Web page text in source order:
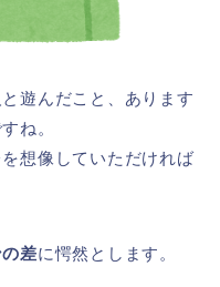
遊んだこと、あります
ね。
想像していただければ
差に愕然とします。